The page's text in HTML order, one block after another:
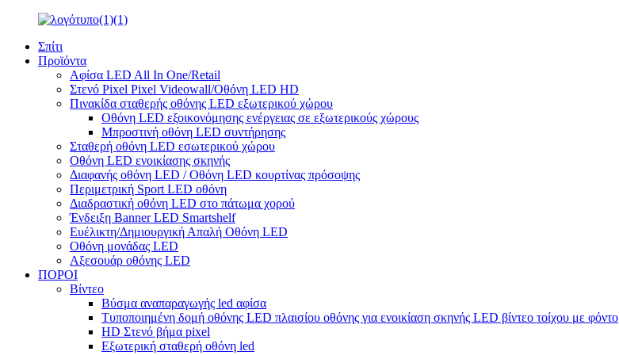
Σπίτι
Προϊόντα
Αφίσα LED All In One/Retail
Στενό Pixel Pixel Videowall/Οθόνη LED HD
Πινακίδα σταθερής οθόνης LED εξωτερικού χώρου
Οθόνη LED εξοικονόμησης ενέργειας σε εξωτερικούς χώρους
Μπροστινή οθόνη LED συντήρησης
Σταθερή οθόνη LED εσωτερικού χώρου
Οθόνη LED ενοικίασης σκηνής
Διαφανής οθόνη LED / Οθόνη LED κουρτίνας πρόσοψης
Περιμετρική Sport LED οθόνη
Διαδραστική οθόνη LED στο πάτωμα χορού
Ένδειξη Banner LED Smartshelf
Ευέλικτη/Δημιουργική Απαλή Οθόνη LED
Οθόνη μονάδας LED
Αξεσουάρ οθόνης LED
ΠΟΡΟΙ
Βίντεο
Βύσμα αναπαραγωγής led αφίσα
Τυποποιημένη δομή οθόνης LED πλαισίου οθόνης για ενοικίαση σκηνής LED βίντεο τοίχου με φόντο
HD Στενό βήμα pixel
Εξωτερική σταθερή οθόνη led